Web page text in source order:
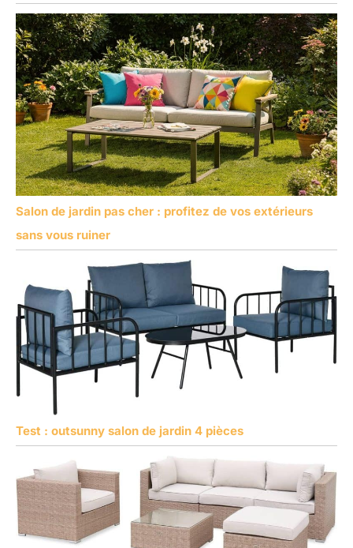
Salon de jardin pas cher : profitez de vos extérieurs
sans vous ruiner
Test : outsunny salon de jardin 4 pièces